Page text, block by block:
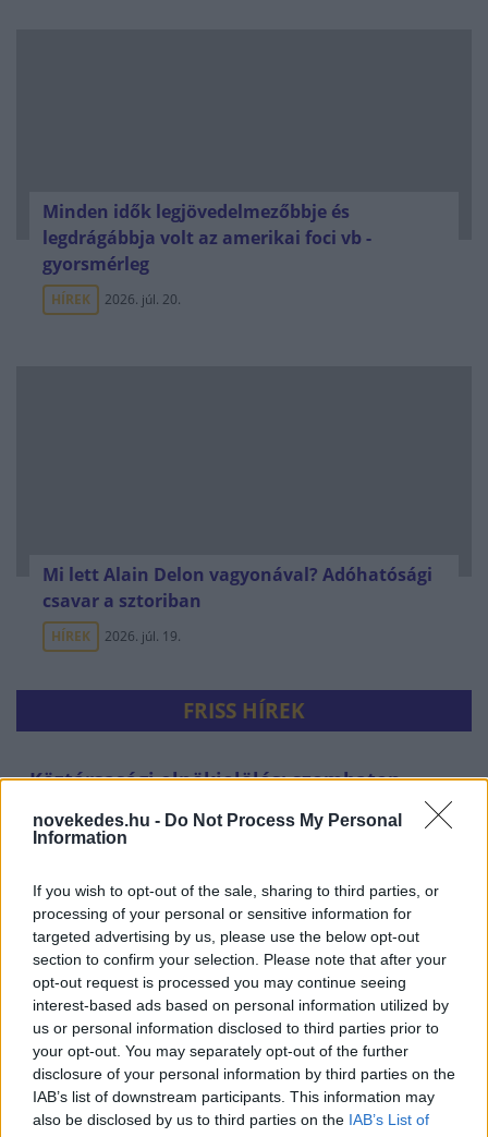
novekedes.hu - Do Not Process My Personal
Information
If you wish to opt-out of the sale, sharing to third parties, or
processing of your personal or sensitive information for
targeted advertising by us, please use the below opt-out
section to confirm your selection. Please note that after your
opt-out request is processed you may continue seeing
interest-based ads based on personal information utilized by
us or personal information disclosed to third parties prior to
your opt-out. You may separately opt-out of the further
disclosure of your personal information by third parties on the
IAB’s list of downstream participants. This information may
also be disclosed by us to third parties on the IAB’s List of
Minden idők legjövedelmezőbbje és
legdrágábbja volt az amerikai foci vb -
gyorsmérleg
HÍREK 2026. júl. 20.
Mi lett Alain Delon vagyonával? Adóhatósági
csavar a sztoriban
HÍREK 2026. júl. 19.
FRISS HÍREK
Köztársasági elnökjelölés: szombaton
szavaz a Tisza, a Fidesz bojkottál
HÍREK 22 perce
A Duna vízszintje 20 centimétert is